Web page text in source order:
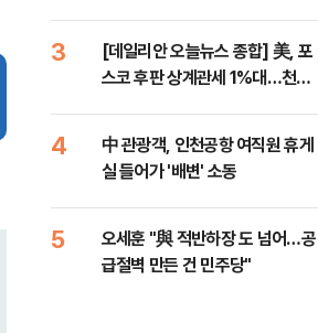
3
[데일리안 오늘뉴스 종합] 美, 포
스코 후판 상계관세 1%대…천하
'입소'
4
中 관광객, 인천공항 여직원 휴게
실 들어가 '배변' 소동
5
오세훈 "與 적반하장 도 넘어…공
급절벽 만든 건 민주당"